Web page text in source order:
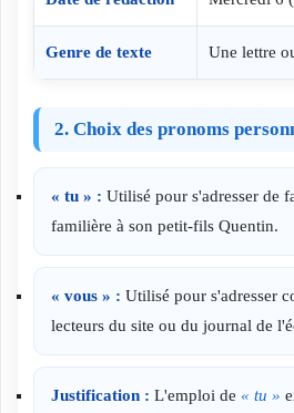
Genre de texte Une lettre
2. Choix des pronoms
« tu » : Utilisé pour s'adresser de
familière à son petit-fils Quentin.
« vous » : Utilisé pour s'adresser
lecteurs du site ou du journal de
Justification : L'emploi de « tu »